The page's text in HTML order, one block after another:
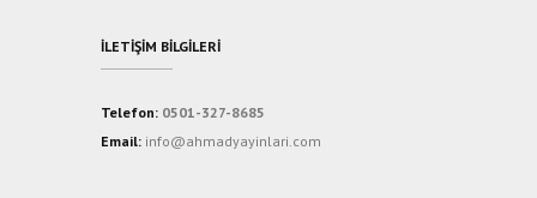
İLETIŞIM BILGILERI
Telefon: 0501-327-8685
Email: info@ahmadyayinlari.com